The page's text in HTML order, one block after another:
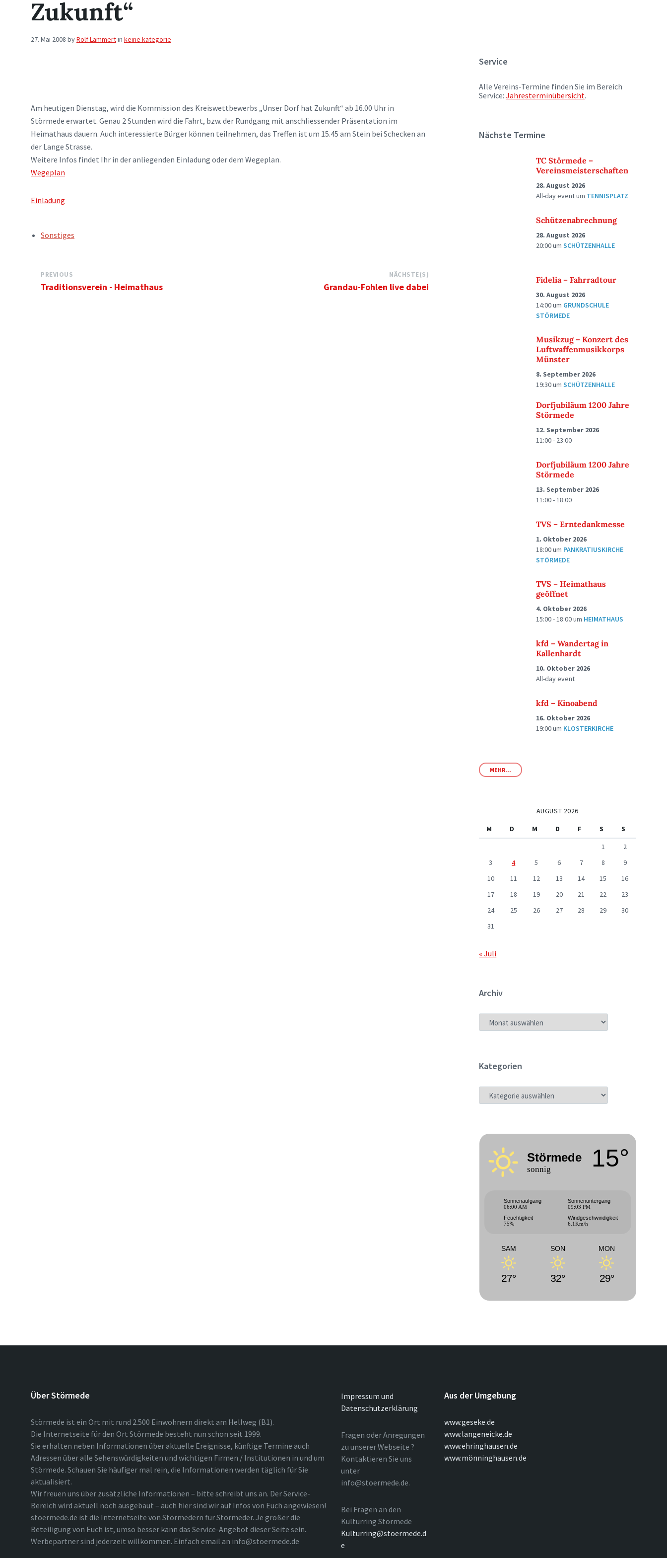
Zukunft“
27. Mai 2008 byRolf Lammertin keine kategorie
Am heutigen Dienstag, wird die Kommission des Kreiswettbewerbs „Unser Dorf hat Zukunft“ ab 16.00 Uhr in
Störmede erwartet. Genau 2 Stunden wird die Fahrt, bzw. der Rundgang mit anschliessender Präsentation im
Heimathaus dauern. Auch interessierte Bürger können teilnehmen, das Treffen ist um 15.45 am Stein bei Schecken an
der Lange Strasse.
Weitere Infos findet Ihr in der anliegenden Einladung oder dem Wegeplan.
Wegeplan
Einladung
TAGS:Sonstiges
PREVIOUS
Traditionsverein - Heimathaus
NÄCHSTE(S)
Grandau-Fohlen live dabei
Service
Alle Vereins-Termine finden Sie im Bereich
Service:Jahresterminübersicht.
Nächste Termine
TC Störmede –
Vereinsmeisterschaften
28. August 2026
All-day eventum TENNISPLATZ
Schützenabrechnung
28. August 2026
20:00umSCHÜTZENHALLE
Fidelia – Fahrradtour
30. August 2026
14:00um GRUNDSCHULE
STÖRMEDE
Musikzug – Konzert des
Luftwaffenmusikkorps
Münster
8. September 2026
19:30umSCHÜTZENHALLE
Dorfjubiläum 1200 Jahre
Störmede
12. September 2026
11:00 - 23:00
Dorfjubiläum 1200 Jahre
Störmede
13. September 2026
11:00 - 18:00
TVS – Erntedankmesse
1. Oktober 2026
18:00um PANKRATIUSKIRCHE
STÖRMEDE
TVS – Heimathaus
geöffnet
4. Oktober 2026
15:00 - 18:00um HEIMATHAUS
kfd – Wandertag in
Kallenhardt
10. Oktober 2026
All-day event
kfd – Kinoabend
16. Oktober 2026
19:00um KLOSTERKIRCHE
MEHR...
AUGUST 2026
M
D M D F S
S
1
2
3
4 5 6 7 8
9
10
11 12 13 14 15
16
17
18 19 20 21 22
23
24
25 26 27 28 29
30
31
« Juli
Archiv
ARCHIV
Kategorien
KATEGORIEN
Störmede
sonnig 15°
Sonnenaufgang
06:00 AM
Sonnenuntergang
09:03 PM
Feuchtigkeit
75%
Windgeschwindigkeit
6.1Km/h
SAM
27°
SON
32°
MON
29°
Über Störmede
Störmede ist ein Ort mit rund 2.500 Einwohnern direkt am Hellweg (B1).
Die Internetseite für den Ort Störmede besteht nun schon seit 1999.
Sie erhalten neben Informationen über aktuelle Ereignisse, künftige Termine auch
Adressen über alle Sehenswürdigkeiten und wichtigen Firmen / Institutionen in und um
Störmede. Schauen Sie häufiger mal rein, die Informationen werden täglich für Sie
aktualisiert.
Wir freuen uns über zusätzliche Informationen – bitte schreibt uns an. Der Service-
Bereich wird aktuell noch ausgebaut – auch hier sind wir auf Infos von Euch angewiesen!
stoermede.de ist die Internetseite von Störmedern für Störmeder. Je größer die
Beteiligung von Euch ist, umso besser kann das Service-Angebot dieser Seite sein.
Werbepartner sind jederzeit willkommen. Einfach email an info@stoermede.de
Impressum und
Datenschutzerklärung
Fragen oder Anregungen
zu unserer Webseite ?
Kontaktieren Sie uns
unter
info@stoermede.de.
Bei Fragen an den
Kulturring Störmede
Kulturring@stoermede.d
e
Aus der Umgebung
www.geseke.de
www.langeneicke.de
www.ehringhausen.de
www.mönninghausen.de